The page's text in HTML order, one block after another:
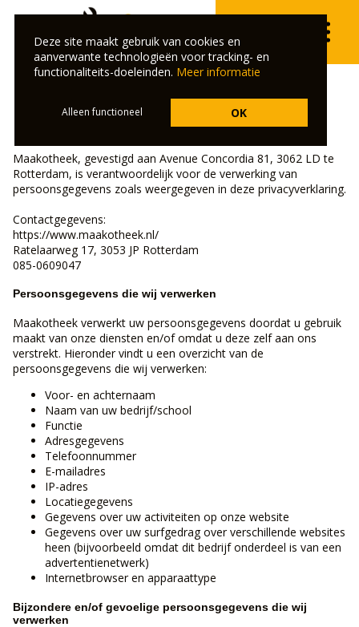
PRIVACYVERKLARING
Maakotheek, gevestigd aan Avenue Concordia 81, 3062 LD te
Rotterdam, is verantwoordelijk voor de verwerking van
persoonsgegevens zoals weergegeven in deze privacyverklaring.
Contactgegevens:
https://www.maakotheek.nl/
Ratelaarweg 17, 3053 JP Rotterdam
085-0609047
Persoonsgegevens die wij verwerken
Maakotheek verwerkt uw persoonsgegevens doordat u gebruik
maakt van onze diensten en/of omdat u deze zelf aan ons
verstrekt. Hieronder vindt u een overzicht van de
persoonsgegevens die wij verwerken:
Voor- en achternaam
Naam van uw bedrijf/school
Functie
Adresgegevens
Telefoonnummer
E-mailadres
IP-adres
Locatiegegevens
Gegevens over uw activiteiten op onze website
Gegevens over uw surfgedrag over verschillende websites
heen (bijvoorbeeld omdat dit bedrijf onderdeel is van een
advertentienetwerk)
Internetbrowser en apparaattype
Bijzondere en/of gevoelige persoonsgegevens die wij
verwerken
Deze site maakt gebruik van cookies en
aanverwante technologieën voor tracking- en
functionaliteits-doeleinden. Meer informatie
Alleen functioneel OK